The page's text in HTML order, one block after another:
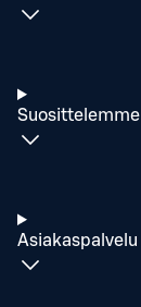
Suosittelemme
Asiakaspalvelu